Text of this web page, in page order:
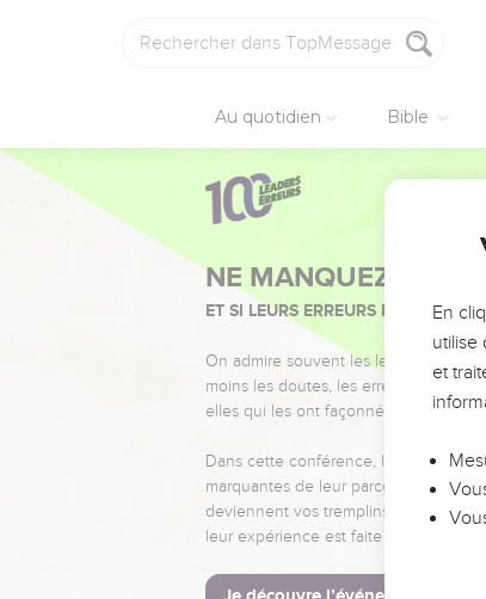
Au quotidien Bible
NE MANQUEZ PAS
ET SI LEURS ERREURS POUVAIENT
On admire souvent les leaders pour
moins les doutes, les erreurs et les
elles qui les ont façonnés.
Dans cette conférence, leaders,
marquantes de leur parcours et les
deviennent vos tremplins. Que vous
leur expérience est faite pour vous.
En
utilise
et